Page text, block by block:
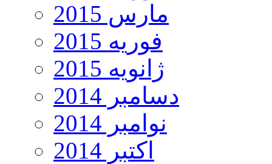
مارس 2015
فوریه 2015
ژانویه 2015
دسامبر 2014
نوامبر 2014
اکتبر 2014